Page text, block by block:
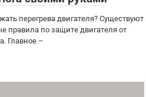
перегрева двигателя? Существуют
правила по защите двигателя от
Главное –